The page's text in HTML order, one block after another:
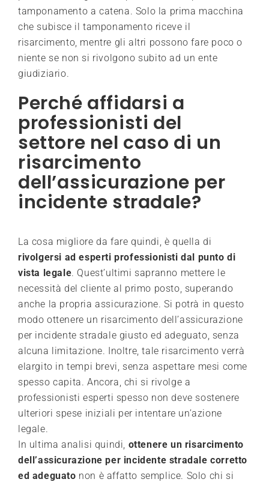
tamponamento a catena. Solo la prima macchina
che subisce il tamponamento riceve il
risarcimento, mentre gli altri possono fare poco o
niente se non si rivolgono subito ad un ente
giudiziario.
Perché affidarsi a
professionisti del
settore nel caso di un
risarcimento
dell’assicurazione per
incidente stradale?
La cosa migliore da fare quindi, è quella di
rivolgersi ad esperti professionisti dal punto di
vista legale. Quest’ultimi sapranno mettere le
necessità del cliente al primo posto, superando
anche la propria assicurazione. Si potrà in questo
modo ottenere un risarcimento dell’assicurazione
per incidente stradale giusto ed adeguato, senza
alcuna limitazione. Inoltre, tale risarcimento verrà
elargito in tempi brevi, senza aspettare mesi come
spesso capita. Ancora, chi si rivolge a
professionisti esperti spesso non deve sostenere
ulteriori spese iniziali per intentare un’azione
legale.
In ultima analisi quindi, ottenere un risarcimento
dell’assicurazione per incidente stradale corretto
ed adeguato non è affatto semplice. Solo chi si